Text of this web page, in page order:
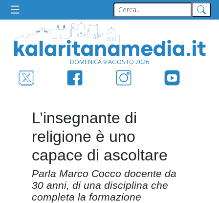
DOMENICA 9 AGOSTO 2026
L’insegnante di
religione è uno
capace di ascoltare
Parla Marco Cocco docente da
30 anni, di una disciplina che
completa la formazione